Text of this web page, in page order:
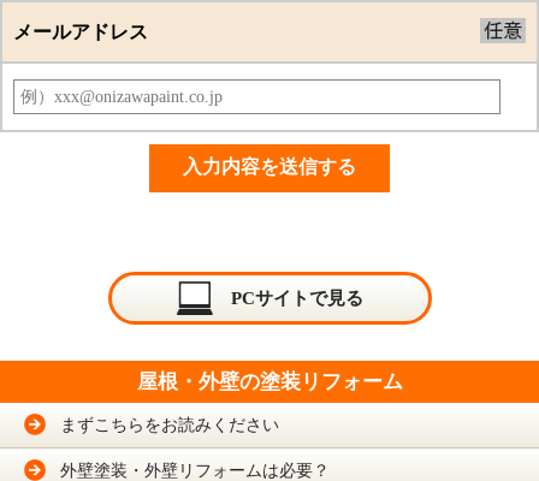
メールアドレス
PCサイトで見る
屋根・外壁の塗装リフォーム
まずこちらをお読みください
外壁塗装・外壁リフォームは必要？